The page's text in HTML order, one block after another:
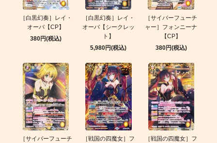
［白黒幻奏］レイ・
オーバ【CP】
380円(税込)
［白黒幻奏］レイ・
オーバ【シークレッ
ト】
5,980円(税込)
［サイバーフューチ
ャー］フォンニーナ
【CP】
380円(税込)
［サイバーフューチ
［戦国の四魔女］フ
［戦国の四魔女］フ